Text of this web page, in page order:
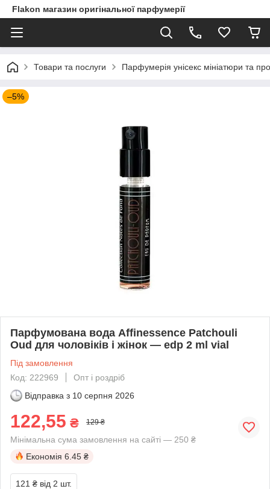
Flakon магазин оригінальної парфумерії
Товари та послуги Парфумерія унісекс мініатюри та
–5%
Парфумована вода Affinessence Patchouli
Oud для чоловіків і жінок — edp 2 ml vial
Під замовлення
Код: 222969
Опт і роздріб
Відправка з 10 серпня 2026
122,55 ₴ 129 ₴
Мінімальна сума замовлення на сайті — 250 ₴
Економія 6.45 ₴
121 ₴ від 2 шт.